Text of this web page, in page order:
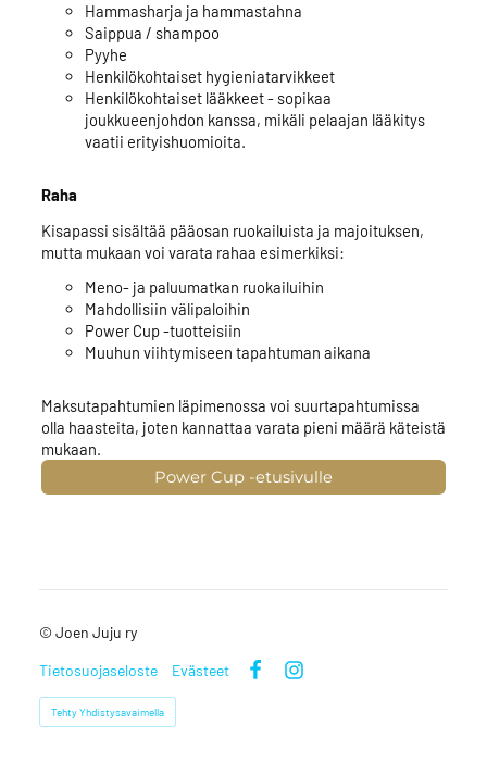
Power Cup -etusivulle
Hammasharja ja hammastahna
Saippua / shampoo
Pyyhe
Henkilökohtaiset hygieniatarvikkeet
Henkilökohtaiset lääkkeet - sopikaa
joukkueenjohdon kanssa, mikäli pelaajan lääkitys
vaatii erityishuomioita.
Raha
Kisapassi sisältää pääosan ruokailuista ja majoituksen,
mutta mukaan voi varata rahaa esimerkiksi:
Meno- ja paluumatkan ruokailuihin
Mahdollisiin välipaloihin
Power Cup -tuotteisiin
Muuhun viihtymiseen tapahtuman aikana
Maksutapahtumien läpimenossa voi suurtapahtumissa
olla haasteita, joten kannattaa varata pieni määrä käteistä
mukaan.
© Joen Juju ry
Tietosuojaseloste
Evästeet
Tehty Yhdistysavaimella